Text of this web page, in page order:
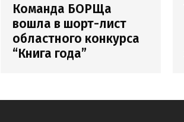
Команда БОРЩа
вошла в шорт-лист
областного конкурса
“Книга года”